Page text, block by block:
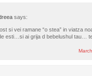
says:
si vei ramane “o stea” in viatza
esti…si ai grija d bebelushul tau…